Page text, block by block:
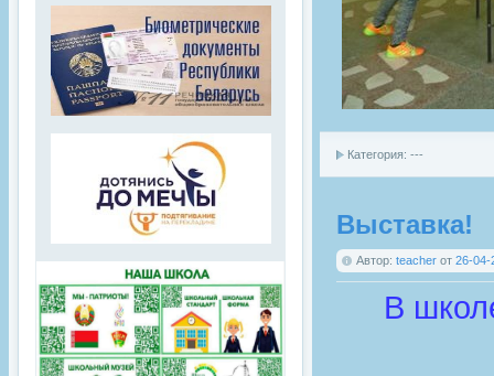
Категория: ---
Выставка!
Автор: teacher от 26-04-
В